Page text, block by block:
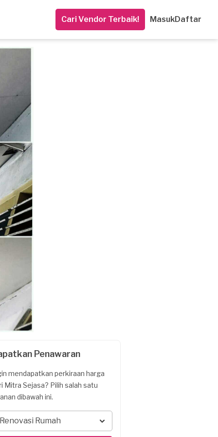
Cari Vendor Terbaik! MasukDaftar
Penawaran
mendapatkan perkiraan harga
Mitra Sejasa? Pilih salah satu
dibawah ini.
Renovasi Rumah